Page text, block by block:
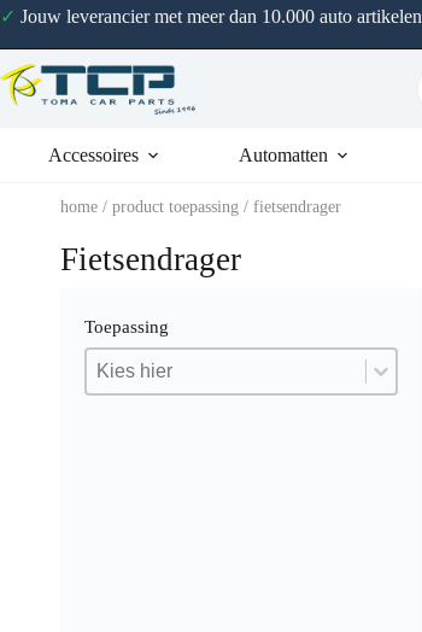
✓ Jouw leverancier met meer dan 10.000 auto artikelen
Accessoires Automatten
home / product toepassing / fietsendrager
Fietsendrager
Toepassing
Toepassing
Toepassing
Toepassing